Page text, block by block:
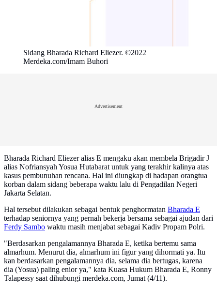
Sidang Bharada Richard Eliezer. ©2022
Merdeka.com/Imam Buhori
Advertisement
Bharada Richard Eliezer alias E mengaku akan membela Brigadir J
alias Nofriansyah Yosua Hutabarat untuk yang terakhir kalinya atas
kasus pembunuhan rencana. Hal ini diungkap di hadapan orangtua
korban dalam sidang beberapa waktu lalu di Pengadilan Negeri
Jakarta Selatan.
Hal tersebut dilakukan sebagai bentuk penghormatan Bharada E
terhadap seniornya yang pernah bekerja bersama sebagai ajudan dari
Ferdy Sambo waktu masih menjabat sebagai Kadiv Propam Polri.
"Berdasarkan pengalamannya Bharada E, ketika bertemu sama
almarhum. Menurut dia, almarhum ini figur yang dihormati ya. Itu
kan berdasarkan pengalamannya dia, selama dia bertugas, karena
dia (Yosua) paling enior ya," kata Kuasa Hukum Bharada E, Ronny
Talapessy saat dihubungi merdeka.com, Jumat (4/11).